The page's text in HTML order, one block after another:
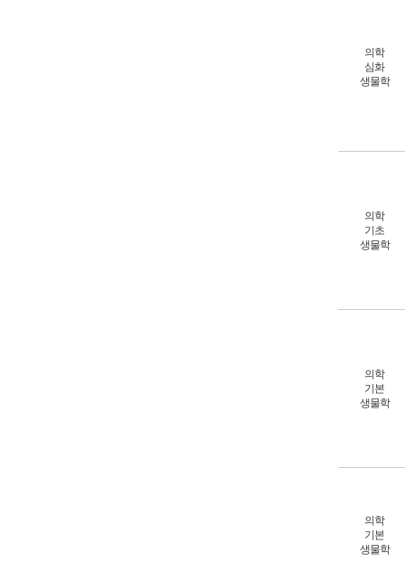
의학
심화
생물학
의학
기초
생물학
의학
기본
생물학
의학
기본
생물학